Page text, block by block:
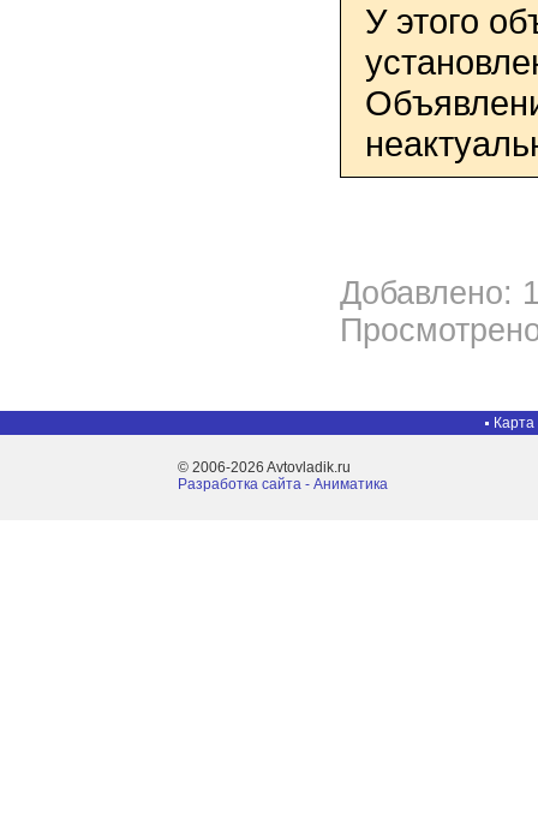
У этого
Добавлено:
Карта
© 2006-2026 Avtovladik.ru
Разработка сайта - Aниматика